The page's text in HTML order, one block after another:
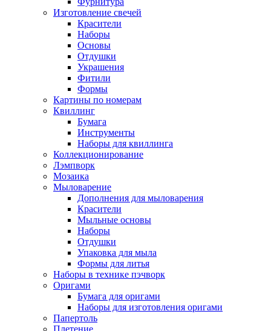
Изготовление свечей
Красители
Наборы
Основы
Отдушки
Украшения
Фитили
Формы
Картины по номерам
Квиллинг
Бумага
Инструменты
Наборы для квиллинга
Коллекционирование
Лэмпворк
Мозаика
Мыловарение
Дополнения для мыловарения
Красители
Мыльные основы
Наборы
Отдушки
Упаковка для мыла
Формы для литья
Наборы в технике пэчворк
Оригами
Бумага для оригами
Наборы для изготовления оригами
Папертоль
Плетение